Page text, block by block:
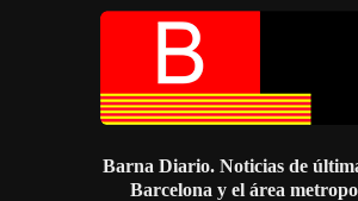
Barna Diario. Noticias de
Barcelona y el área